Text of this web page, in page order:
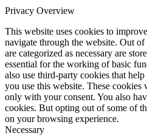
Privacy Overview
This website uses cookies to
navigate through the website. Out
are categorized as necessary are
essential for the working of basic
also use third-party cookies that
you use this website. These
only with your consent. You also
cookies. But opting out of some of
on your browsing experience.
Necessary